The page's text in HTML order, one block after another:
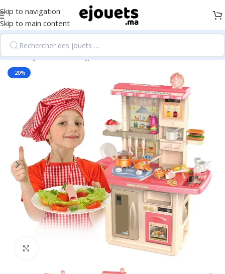
Skip to navigation
Skip to main content
Accueil/Jouets d'habillage
-20%